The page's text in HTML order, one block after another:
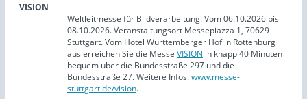
VISION
Weltleitmesse für Bildverarbeitung. Vom 06.10.2026 bis
08.10.2026. Veranstaltungsort Messepiazza 1, 70629
Stuttgart. Vom Hotel Württemberger Hof in Rottenburg
aus erreichen Sie die Messe VISION in knapp 40 Minuten
bequem über die Bundesstraße 297 und die
Bundesstraße 27. Weitere Infos:www.messe-
stuttgart.de/vision.